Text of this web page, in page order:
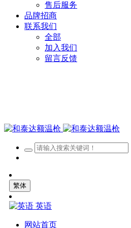
售后服务
品牌招商
联系我们
全部
加入我们
留言反馈
繁体
英语
网站首页